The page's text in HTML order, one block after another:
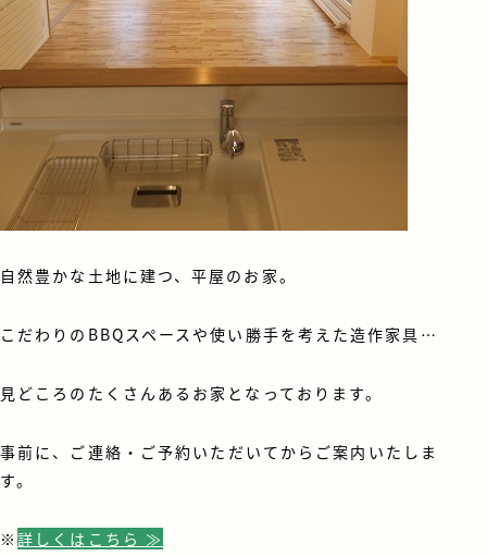
自然豊かな土地に建つ、平屋のお家。
こだわりのBBQスペースや使い勝手を考えた造作家具…
見どころのたくさんあるお家となっております。
事前に、ご連絡・ご予約いただいてからご案内いたしま
す。
※詳しくはこちら ≫